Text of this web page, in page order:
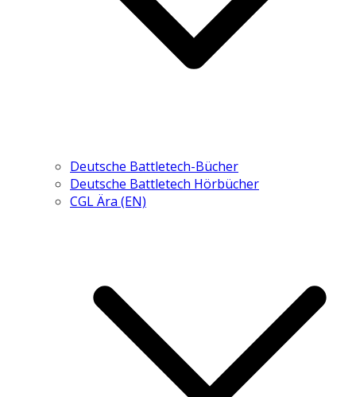
Deutsche Battletech-Bücher
Deutsche Battletech Hörbücher
CGL Ära (EN)